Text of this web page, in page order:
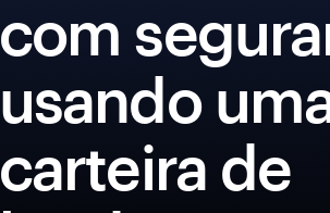
com
usando
carteira de